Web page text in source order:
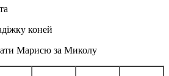
коней
Марисю за Миколу